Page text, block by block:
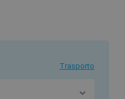
Trasporto